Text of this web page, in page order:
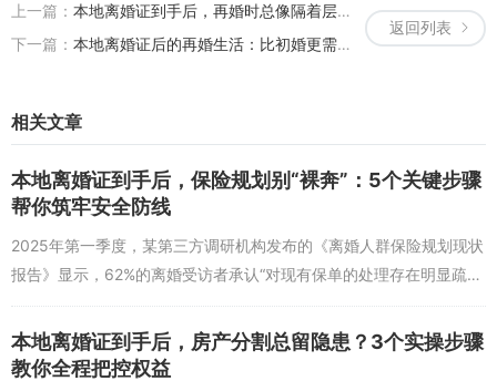
“五年之约”计划在社交平台走红：他们每月固定一次“深度沟通会”，讨
论近期的感受和需求；共同制定家庭财务规则（比如收入分配、大额
学会“重新发现”对方——2025年《婚姻经营心理学》研究发现，再婚
夫妻中，能持续感受到“新鲜感”的，往往是那些愿意花时间了解对方
新变化的人，无论是他新学的技能，还是她新培养的爱好，这些细节
的关注，会让婚姻在“新开始”后，真正走向“长久走”。
问题1：离婚后多久适合开始考虑再婚？
答：通常建议在离婚后6-12个月，完成情绪平复和自我重建后再进入
新的关系。2025年《中国婚姻家庭报告》指出，有过明确自我成长目
标（如职业提升、心理疗愈）的受访者，再婚成功率比急于进入新关
系的高出40%。如果情绪仍处于波动期，或对过去的婚姻问题没有清
返回列表
上一篇： 本地离婚证到手后，再婚时总像隔着层玻璃？3个心理调整步骤，帮你重建信任与勇气
下一篇： 本地离婚证后的再婚生活：比初婚更需要“智慧”的经营指南
相关文章
本地离婚证到手后，保险规划别“裸奔”：5个关键步骤
帮你筑牢安全防线
2025年第一季度，某第三方调研机构发布的《离婚人群保险规划现状
报告》显示，62%的离婚受访者承认“对现有保单的处理存在明显疏
漏”，其中38%因未及时变更受益人导致理赔纠纷，27%因未梳理保单
归属...
本地离婚证到手后，房产分割总留隐患？3个实操步骤
教你全程把控权益